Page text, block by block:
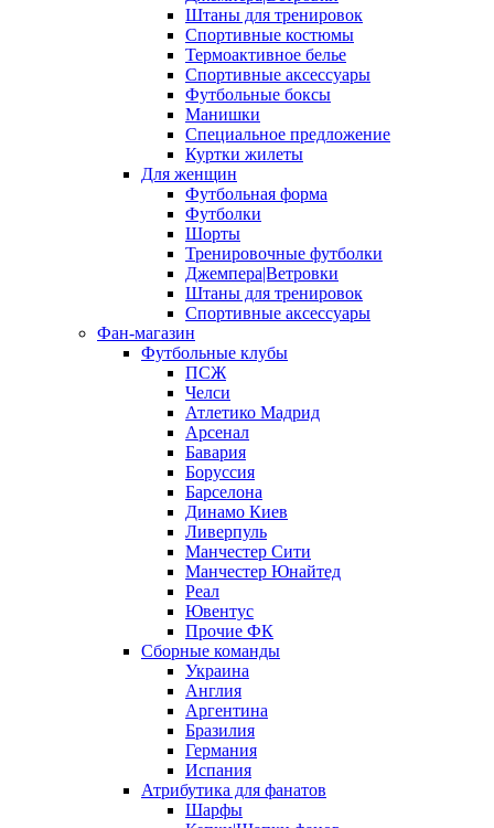
Штаны для тренировок
Спортивные костюмы
Термоактивное белье
Спортивные аксессуары
Футбольные боксы
Манишки
Специальное предложение
Куртки жилеты
Для женщин
Футбольная форма
Футболки
Шорты
Тренировочные футболки
Джемпера|Ветровки
Штаны для тренировок
Спортивные аксессуары
Фан-магазин
Футбольные клубы
ПСЖ
Челси
Атлетико Мадрид
Арсенал
Бавария
Боруссия
Барселона
Динамо Киев
Ливерпуль
Манчестер Сити
Манчестер Юнайтед
Реал
Ювентус
Прочие ФК
Сборные команды
Украина
Англия
Аргентина
Бразилия
Германия
Испания
Атрибутика для фанатов
Шарфы